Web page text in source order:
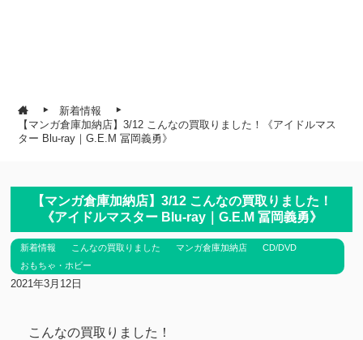
新着情報
【マンガ倉庫加納店】3/12 こんなの買取りました！《アイドルマス
ター Blu-ray｜G.E.M 冨岡義勇》
【マンガ倉庫加納店】3/12 こんなの買取りました！
《アイドルマスター Blu-ray｜G.E.M 冨岡義勇》
新着情報 こんなの買取りました マンガ倉庫加納店
CD/DVD
おもちゃ・ホビー
2021年3月12日
こんなの買取りました！